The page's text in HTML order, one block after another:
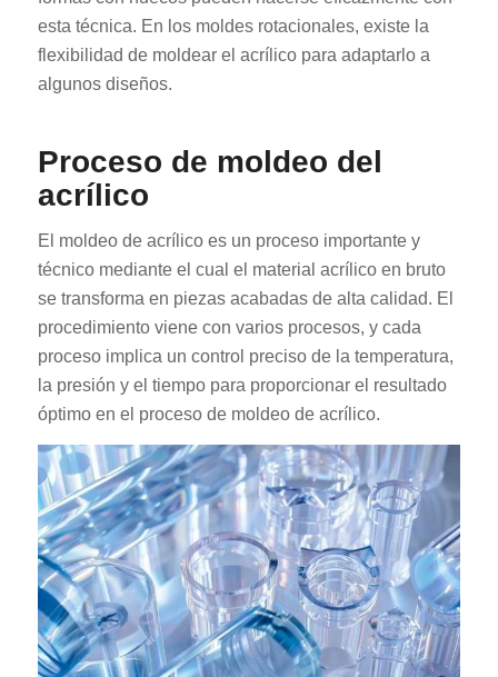
esta técnica. En los moldes rotacionales, existe la
flexibilidad de moldear el acrílico para adaptarlo a
algunos diseños.
Proceso de moldeo del
acrílico
El moldeo de acrílico es un proceso importante y
técnico mediante el cual el material acrílico en bruto
se transforma en piezas acabadas de alta calidad. El
procedimiento viene con varios procesos, y cada
proceso implica un control preciso de la temperatura,
la presión y el tiempo para proporcionar el resultado
óptimo en el proceso de moldeo de acrílico.